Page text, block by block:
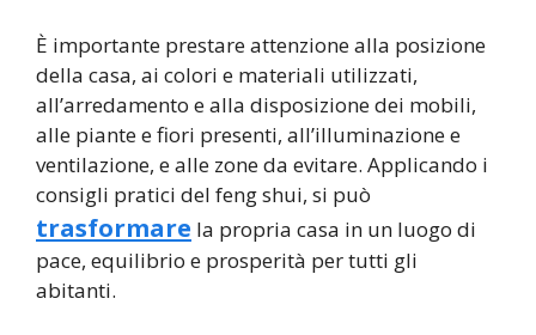
È importante prestare attenzione alla posizione
della casa, ai colori e materiali utilizzati,
all’arredamento e alla disposizione dei mobili,
alle piante e fiori presenti, all’illuminazione e
ventilazione, e alle zone da evitare. Applicando i
consigli pratici del feng shui, si può
trasformare la propria casa in un luogo di
pace, equilibrio e prosperità per tutti gli
abitanti.